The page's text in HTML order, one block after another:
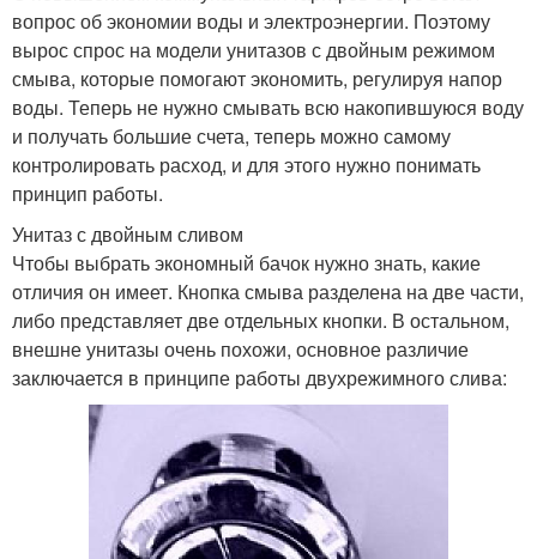
вопрос об экономии воды и электроэнергии. Поэтому
вырос спрос на модели унитазов с двойным режимом
смыва, которые помогают экономить, регулируя напор
воды. Теперь не нужно смывать всю накопившуюся воду
и получать большие счета, теперь можно самому
контролировать расход, и для этого нужно понимать
принцип работы.
Унитаз с двойным сливом
Чтобы выбрать экономный бачок нужно знать, какие
отличия он имеет. Кнопка смыва разделена на две части,
либо представляет две отдельных кнопки. В остальном,
внешне унитазы очень похожи, основное различие
заключается в принципе работы двухрежимного слива: